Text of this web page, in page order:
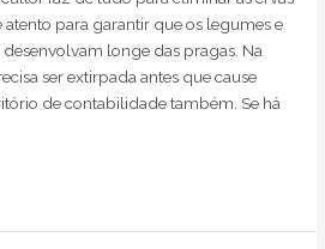
atento para garantir que os legumes e
desenvolvam longe das pragas. Na
ser extirpada antes que cause
de contabilidade também. Se há